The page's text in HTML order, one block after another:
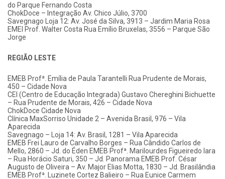
do Parque Fernando Costa
ChokDoce – Integração Av. Chico Júlio, 3700
Savegnago Loja 12: Av. José da Silva, 3913 – Jardim Maria Rosa
EMEI Prof. Walter Costa Rua Emílio Bruxelas, 3556 – Parque São
Jorge
REGIÃO LESTE
EMEB Profª. Emília de Paula Tarantelli Rua Prudente de Morais,
450 – Cidade Nova
CEI (Centro de Educação Integrada) Gustavo Chereghini Bichuette
– Rua Prudente de Morais, 426 – Cidade Nova
ChokDoce Cidade Nova
Clínica MaxSorriso Unidade 2 – Avenida Brasil, 976 – Vila
Aparecida
Savegnago – Loja 14: Av. Brasil, 1281 – Vila Aparecida
EMEB Frei Lauro de Carvalho Borges – Rua Cândido Carlos de
Mello, 2860 – Jd. do Éden EMEB Profª. Marilourdes Figueiredo Iara
– Rua Horácio Saturi, 350 – Jd. Panorama EMEB Prof. César
Augusto de Oliveira – Av. Major Elias Motta, 1830 – Jd. Brasilândia
EMEB Profª. Luzinete Cortez Balieiro – Rua Eunice Carmem